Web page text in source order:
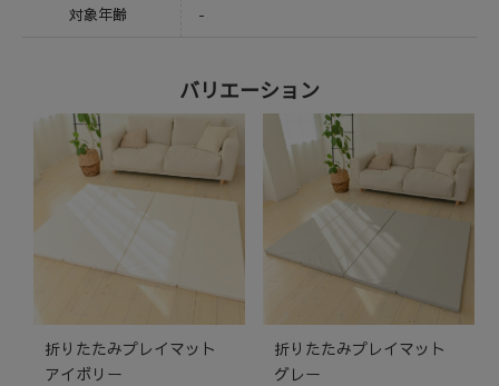
対象年齢 -
バリエーション
折りたたみプレイマット
アイボリー
折りたたみプレイマット
グレー